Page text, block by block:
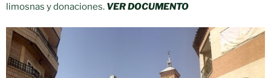
limosnas y donaciones. VER DOCUMENTO